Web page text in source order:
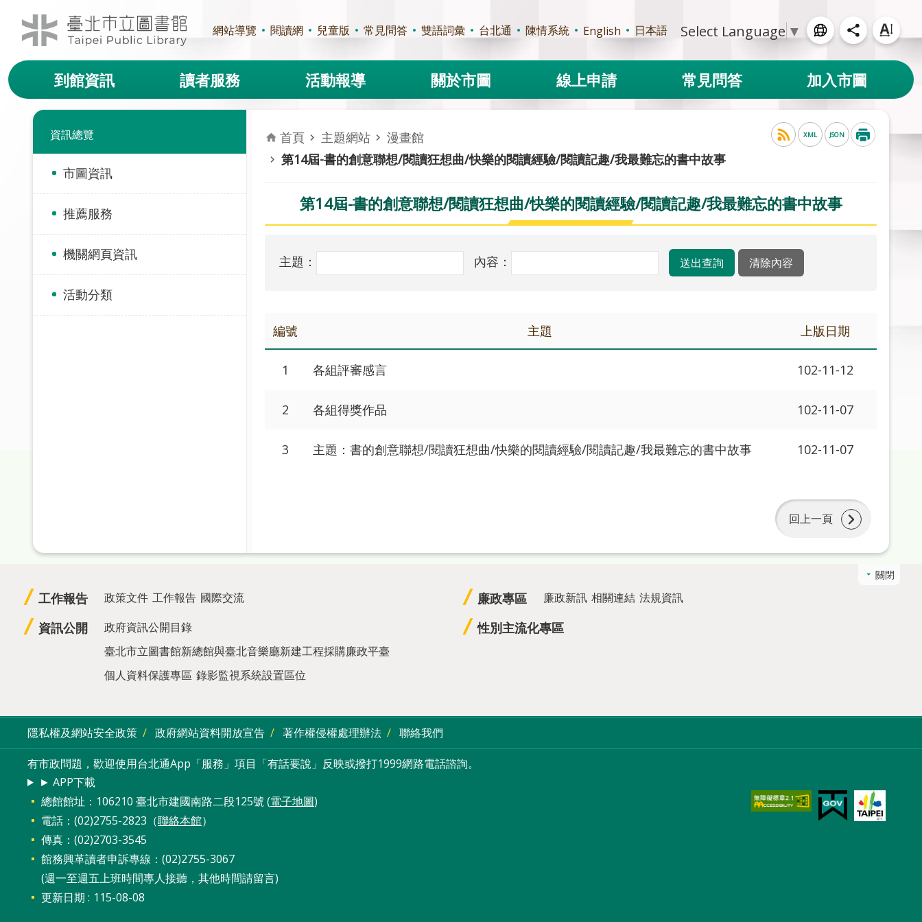
跳到主要內容區塊
網站導覽 閱讀網 兒童版 常見問答 雙語詞彙 台北通 陳情系統 English 日本語 Select Language ▼
到館資訊 讀者服務 活動報導 關於市圖 線上申請 常見問答 加入市圖
資訊總覽
市圖資訊
推薦服務
機關網頁資訊
活動分類
首頁 主題網站
漫畫館
第14屆-書的創意聯想/閱讀狂想曲/快樂的閱讀經驗/閱讀記趣/我最難忘的書中故事
XML JSON
第14屆-書的創意聯想/閱讀狂想曲/快樂的閱讀經驗/閱讀記趣/我最難忘的書中故事
主題： 內容：
編號 主題 上版日期
1 各組評審感言 102-11-12
2 各組得獎作品 102-11-07
3 主題：書的創意聯想/閱讀狂想曲/快樂的閱讀經驗/閱讀記趣/我最難忘的書中故事 102-11-07
回上一頁
關閉
工作報告 政策文件 工作報告 國際交流
資訊公開
政府資訊公開目錄
臺北市立圖書館新總館與臺北音樂廳新建工程採購廉政平臺
個人資料保護專區 錄影監視系統設置區位
廉政專區 廉政新訊 相關連結 法規資訊
性別主流化專區
隱私權及網站安全政策 政府網站資料開放宣告 著作權侵權處理辦法 聯絡我們
有市政問題，歡迎使用台北通App「服務」項目「有話要說」反映或撥打1999網路電話諮詢。
► APP下載
總館館址：106210 臺北市建國南路二段125號 (電子地圖)
電話：(02)2755-2823（聯絡本館）
傳真：(02)2703-3545
館務興革讀者申訴專線：(02)2755-3067
(週一至週五上班時間專人接聽，其他時間請留言)
更新日期
115-08-08